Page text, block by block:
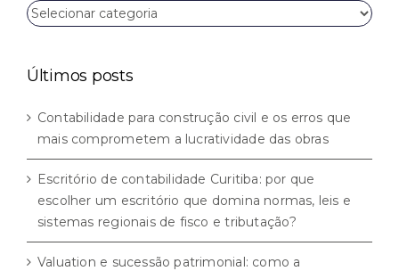
Navegue
por
Últimos posts
Contabilidade para construção civil e os erros que
mais comprometem a lucratividade das obras
Escritório de contabilidade Curitiba: por que
escolher um escritório que domina normas, leis e
sistemas regionais de fisco e tributação?
Valuation e sucessão patrimonial: como a